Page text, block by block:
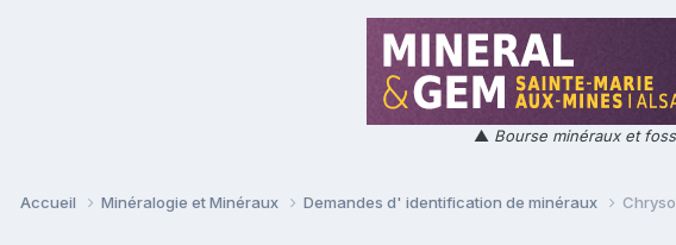
▲ Bourse minéraux et
Accueil Minéralogie et Minéraux Demandes d' identification de minéraux